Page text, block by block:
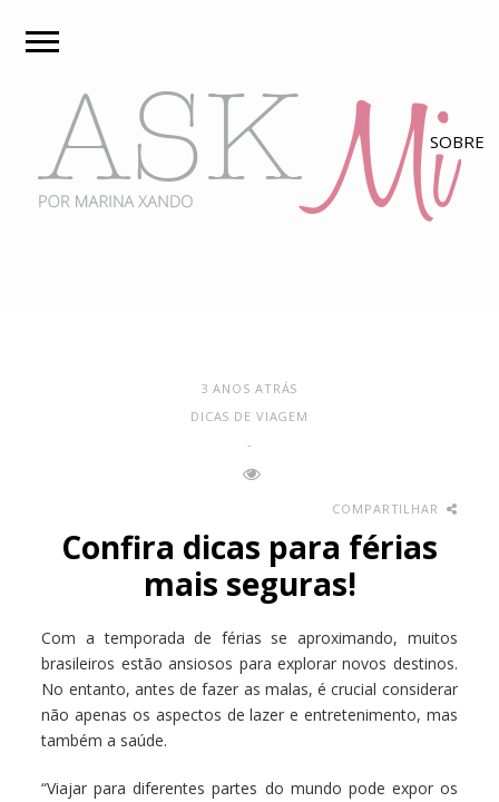
3 ANOS ATRÁS
DICAS DE VIAGEM
-
COMPARTILHAR
Confira dicas para férias
mais seguras!
Com a temporada de férias se aproximando, muitos
brasileiros estão ansiosos para explorar novos destinos.
No entanto, antes de fazer as malas, é crucial considerar
não apenas os aspectos de lazer e entretenimento, mas
também a saúde.
“Viajar para diferentes partes do mundo pode expor os